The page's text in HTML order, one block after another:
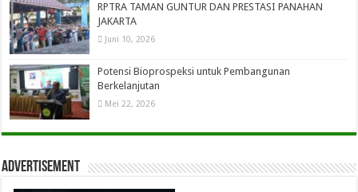
RPTRA TAMAN GUNTUR DAN PRESTASI PANAHAN
JAKARTA
Juni 10, 2026
Potensi Bioprospeksi untuk Pembangunan
Berkelanjutan
Mei 22, 2026
Advertisement